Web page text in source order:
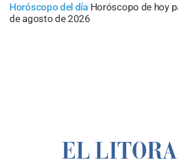
Horóscopo del día Horóscopo de hoy
de agosto de 2026